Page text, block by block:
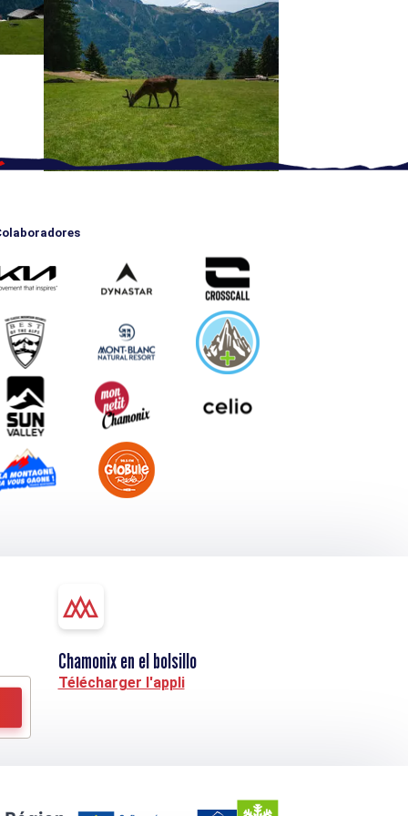
Chamonix en el bolsillo
Télécharger l'appli